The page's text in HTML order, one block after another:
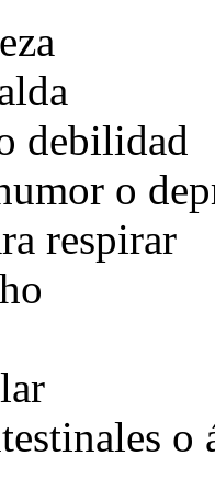
debilidad
o
respirar
o